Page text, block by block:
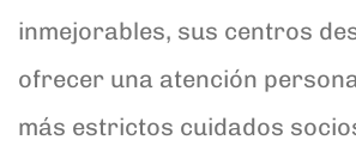
inmejorables, sus centros
ofrecer una atención
más estrictos cuidados